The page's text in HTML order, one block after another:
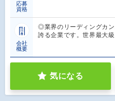
応募
資格
会社
概要
◎業界のリーディングカ
誇る企業です。世界最大
気になる